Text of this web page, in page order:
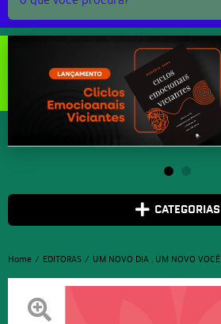
CATEGORIAS
Home EDITORAS UM NOVO DIA , UM NOVO VOCÊ